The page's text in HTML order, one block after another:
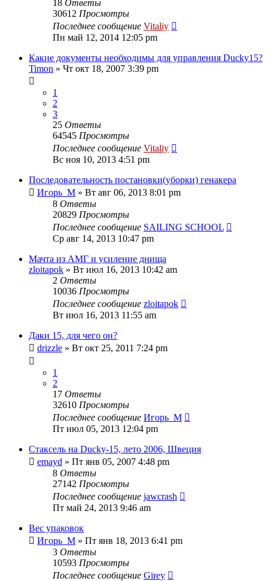
18 Ответы
30612 Просмотры
Последнее сообщение Vitaliy
Пн май 12, 2014 12:05 pm
Какие документы необходимы для управления Ducky15?
Timon » Чт окт 18, 2007 3:39 pm
1
2
3
25 Ответы
64545 Просмотры
Последнее сообщение Vitaliy
Вс ноя 10, 2013 4:51 pm
Последовательность постановки(уборки) генакера
Игорь_М » Вт авг 06, 2013 8:01 pm
8 Ответы
20829 Просмотры
Последнее сообщение SAILING SCHOOL
Ср авг 14, 2013 10:47 pm
Мачта из АМГ и усиление днища
zloitapok » Вт июл 16, 2013 10:42 am
2 Ответы
10036 Просмотры
Последнее сообщение zloitapok
Вт июл 16, 2013 11:55 am
Даки 15, для чего он?
drizzle » Вт окт 25, 2011 7:24 pm
1
2
17 Ответы
32610 Просмотры
Последнее сообщение Игорь_М
Пт июл 05, 2013 12:04 pm
Стаксель на Ducky-15, лето 2006, Швеция
emayd » Пт янв 05, 2007 4:48 pm
8 Ответы
27142 Просмотры
Последнее сообщение jawcrash
Пт май 24, 2013 9:46 am
Вес упаковок
Игорь_М » Пт янв 18, 2013 6:41 pm
3 Ответы
10593 Просмотры
Последнее сообщение Girey